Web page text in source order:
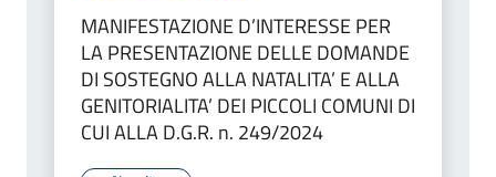
MANIFESTAZIONE D’INTERESSE PER
LA PRESENTAZIONE DELLE DOMANDE
DI SOSTEGNO ALLA NATALITA’ E ALLA
GENITORIALITA’ DEI PICCOLI COMUNI DI
CUI ALLA D.G.R. n. 249/2024